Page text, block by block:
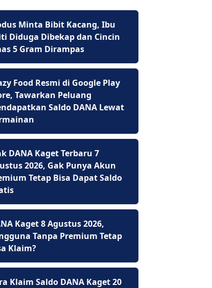
Minta Bibit Kacang, Ibu
Diduga Dibekap dan Cincin
5 Gram Dirampas
Food Resmi di Google Play
Tawarkan Peluang
Saldo DANA Lewat
DANA Kaget Terbaru 7
2026, Gak Punya Akun
Tetap Bisa Dapat Saldo
Kaget 8 Agustus 2026,
Tanpa Premium Tetap
Klaim?
Klaim Saldo DANA Kaget 20